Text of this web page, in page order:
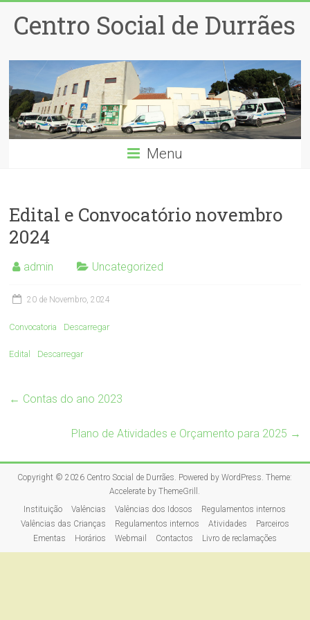
Centro Social de Durrães
Menu
Edital e Convocatório novembro
2024
admin Uncategorized
20 de Novembro, 2024
Convocatoria Descarregar
Edital Descarregar
← Contas do ano 2023
Plano de Atividades e Orçamento para 2025 →
Copyright © 2026 Centro Social de Durrães . Powered byWordPress . Theme:
Accelerate byThemeGrill
Instituição
Valências Valências dos Idosos
Regulamentos internos
Valências das Crianças
Regulamentos internos Atividades
Parceiros
Ementas
Horários Webmail Contactos Livro de reclamações